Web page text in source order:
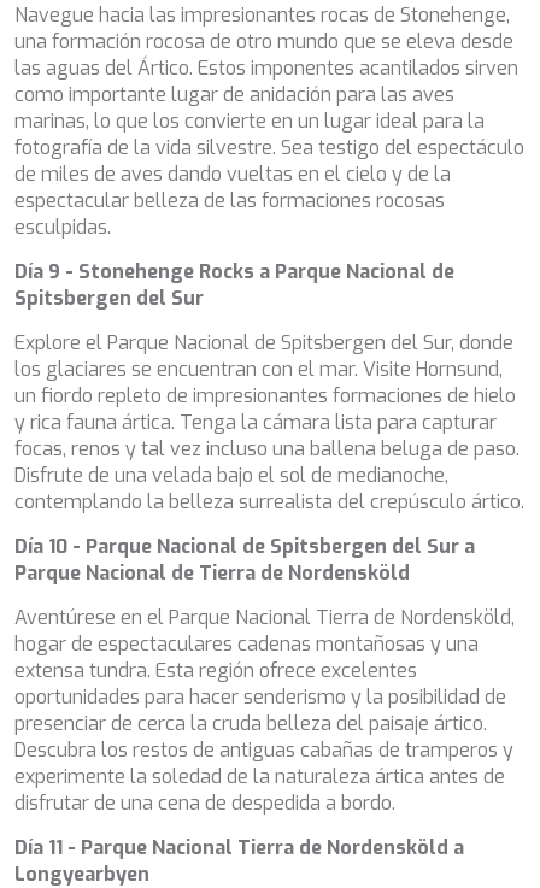
Navegue hacia las impresionantes rocas de Stonehenge,
una formación rocosa de otro mundo que se eleva desde
las aguas del Ártico. Estos imponentes acantilados sirven
como importante lugar de anidación para las aves
marinas, lo que los convierte en un lugar ideal para la
fotografía de la vida silvestre. Sea testigo del espectáculo
de miles de aves dando vueltas en el cielo y de la
espectacular belleza de las formaciones rocosas
esculpidas.
Día 9 - Stonehenge Rocks a Parque Nacional de
Spitsbergen del Sur
Explore el Parque Nacional de Spitsbergen del Sur, donde
los glaciares se encuentran con el mar. Visite Hornsund,
un fiordo repleto de impresionantes formaciones de hielo
y rica fauna ártica. Tenga la cámara lista para capturar
focas, renos y tal vez incluso una ballena beluga de paso.
Disfrute de una velada bajo el sol de medianoche,
contemplando la belleza surrealista del crepúsculo ártico.
Día 10 - Parque Nacional de Spitsbergen del Sur a
Parque Nacional de Tierra de Nordensköld
Aventúrese en el Parque Nacional Tierra de Nordensköld,
hogar de espectaculares cadenas montañosas y una
extensa tundra. Esta región ofrece excelentes
oportunidades para hacer senderismo y la posibilidad de
presenciar de cerca la cruda belleza del paisaje ártico.
Descubra los restos de antiguas cabañas de tramperos y
experimente la soledad de la naturaleza ártica antes de
disfrutar de una cena de despedida a bordo.
Día 11 - Parque Nacional Tierra de Nordensköld a
Longyearbyen